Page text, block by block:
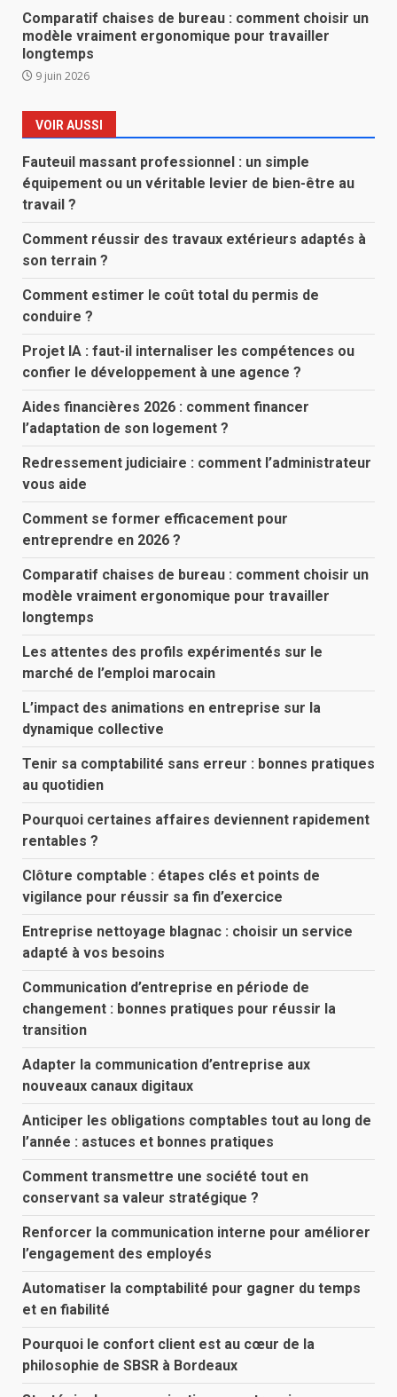
Comparatif chaises de bureau : comment choisir un
modèle vraiment ergonomique pour travailler
longtemps
9 juin 2026
VOIR AUSSI
Fauteuil massant professionnel : un simple
équipement ou un véritable levier de bien-être au
travail ?
Comment réussir des travaux extérieurs adaptés à
son terrain ?
Comment estimer le coût total du permis de
conduire ?
Projet IA : faut-il internaliser les compétences ou
confier le développement à une agence ?
Aides financières 2026 : comment financer
l’adaptation de son logement ?
Redressement judiciaire : comment l’administrateur
vous aide
Comment se former efficacement pour
entreprendre en 2026 ?
Comparatif chaises de bureau : comment choisir un
modèle vraiment ergonomique pour travailler
longtemps
Les attentes des profils expérimentés sur le
marché de l’emploi marocain
L’impact des animations en entreprise sur la
dynamique collective
Tenir sa comptabilité sans erreur : bonnes pratiques
au quotidien
Pourquoi certaines affaires deviennent rapidement
rentables ?
Clôture comptable : étapes clés et points de
vigilance pour réussir sa fin d’exercice
Entreprise nettoyage blagnac : choisir un service
adapté à vos besoins
Communication d’entreprise en période de
changement : bonnes pratiques pour réussir la
transition
Adapter la communication d’entreprise aux
nouveaux canaux digitaux
Anticiper les obligations comptables tout au long de
l’année : astuces et bonnes pratiques
Comment transmettre une société tout en
conservant sa valeur stratégique ?
Renforcer la communication interne pour améliorer
l’engagement des employés
Automatiser la comptabilité pour gagner du temps
et en fiabilité
Pourquoi le confort client est au cœur de la
philosophie de SBSR à Bordeaux